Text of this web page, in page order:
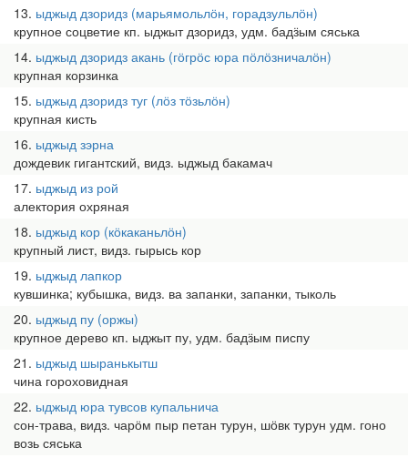
13 ыджыд дзоридз (марьямольлӧн, горадзульлӧн)
крупное соцветие кп. ыджыт дзоридз, удм. бадӟым сяська
14 ыджыд дзоридз акань (гӧгрӧс юра пӧлӧзничалӧн)
крупная корзинка
15 ыджыд дзоридз туг (лӧз тӧзьлӧн)
крупная кисть
16 ыджыд зэрна
дождевик гигантский, видз. ыджыд бакамач
17 ыджыд из рой
алектория охряная
18 ыджыд кор (кӧкаканьлӧн)
крупный лист, видз. гырысь кор
19 ыджыд лапкор
кувшинка; кубышка, видз. ва запанки, запанки, тыколь
20 ыджыд пу (оржы)
крупное дерево кп. ыджыт пу, удм. бадӟым писпу
21 ыджыд шыранькытш
чина гороховидная
22 ыджыд юра тувсов купальнича
сон-трава, видз. чарӧм пыр петан турун, шӧвк турун удм. гоно
возь сяська